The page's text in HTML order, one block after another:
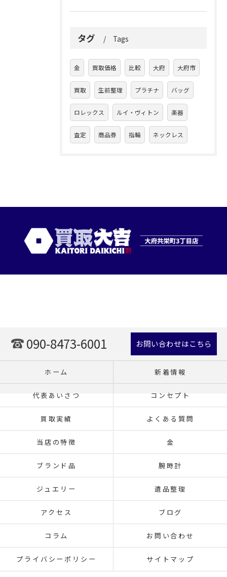
タグ Tags
金 買取価格 比較 大府 大府市
買取 生前整理 プラチナ バッグ
ロレックス ルイ・ヴィトン 楽器
査定 商品券 指輪 ネックレス
090-8473-6001 お問い合わせはこちら
ホーム 新着情報
代表あいさつ コンセプト
買取実績 よくある質問
当店の特徴 金
ブランド品 腕時計
ジュエリー 遺品整理
アクセス ブログ
コラム お問い合わせ
プライバシーポリシー サイトマップ